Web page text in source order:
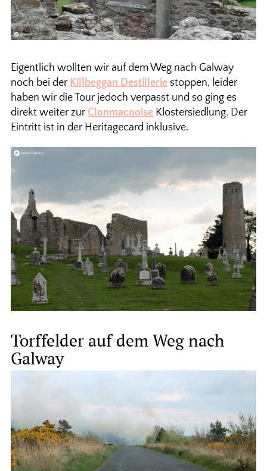
Eigentlich wollten wir auf dem Weg nach Galway
noch bei der Killbeggan Destilleriestoppen, leider
haben wir die Tour jedoch verpasst und so ging es
direkt weiter zur ClonmacnoiseKlostersiedlung. Der
Eintritt ist in der Heritagecard inklusive.
Torffelder auf dem Weg nach
Galway